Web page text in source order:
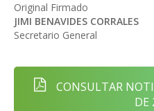
Original Firmado
JIMI BENAVIDES CORRALES
Secretario General
CONSULTAR
DE